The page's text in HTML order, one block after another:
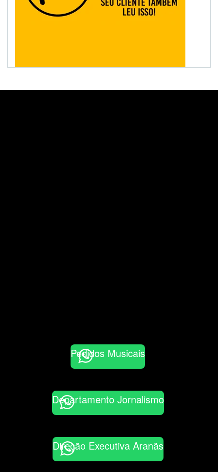
Pedidos Musicais
Departamento Jornalismo
Direção Executiva Aranãs